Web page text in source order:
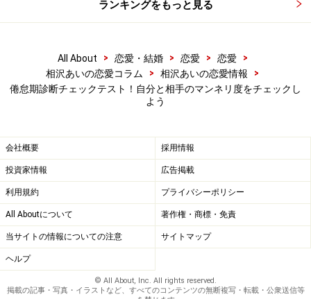
ランキングをもっと見る
All About > 恋愛・結婚 > 恋愛 > 恋愛
>
相沢あいの恋愛コラム
> 相沢あいの恋愛情報
>
倦怠期診断チェックテスト！自分と相手のマンネリ度をチェックし
よう
会社概要 採用情報
投資家情報 広告掲載
利用規約 プライバシーポリシー
All Aboutについて 著作権・商標・免責
当サイトの情報についての注意 サイトマップ
ヘルプ
© All About, Inc. All rights reserved.
掲載の記事・写真・イラストなど、すべてのコンテンツの無断複写・転載・公衆送信等